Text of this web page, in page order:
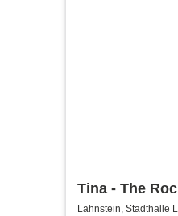
Tina - The
Lahnstein, Stadthalle